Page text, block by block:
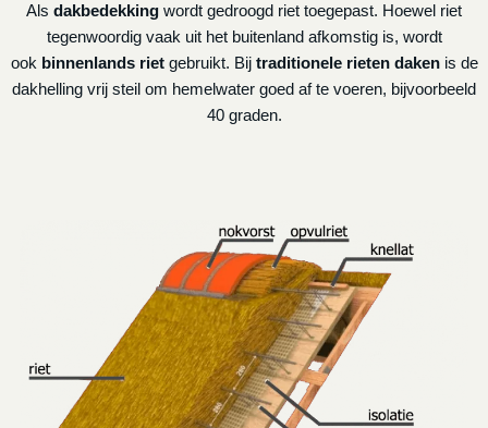
Als dakbedekking wordt gedroogd riet toegepast. Hoewel riet
tegenwoordig vaak uit het buitenland afkomstig is, wordt
ook binnenlands rietgebruikt. Bij traditionele rieten dakenis de
dakhelling vrij steil om hemelwater goed af te voeren, bijvoorbeeld
40 graden.